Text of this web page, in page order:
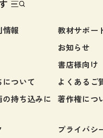
ざまな場面での日本語の
習が終わった人
法の復習ができます。
れば、話す力を伸ばす練
ント】
なくなったイラスト、問
）日常生活でよく使われる
聞いて、慣れる
文の意味を考えて答えて
がわかってくるでしょう。
、さらに文法がよくわか
めに」より）
】
情報
教材サポー
お知らせ
書店様向け
ついて
よくあるご
持ち込みに
著作権につ
プライバシ